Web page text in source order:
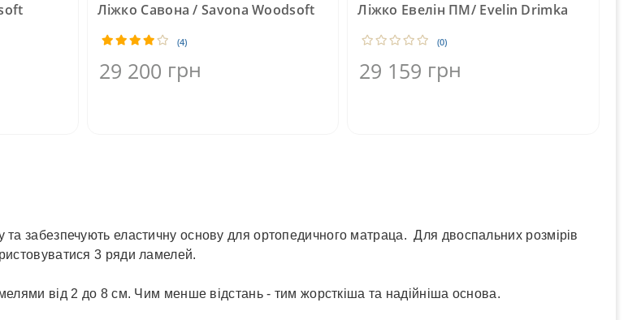
Ліжко Савона / Savona Woodsoft
(4)
29 200 грн
Ліжко Евелін ПМ/ Evelin Drimka
(0)
29 159 грн
забезпечують еластичну основу для ортопедичного матраца. Для двоспальних розмірів
3 ряди ламелей.
від 2 до 8 см. Чим менше відстань - тим жорсткіша та надійніша основа.